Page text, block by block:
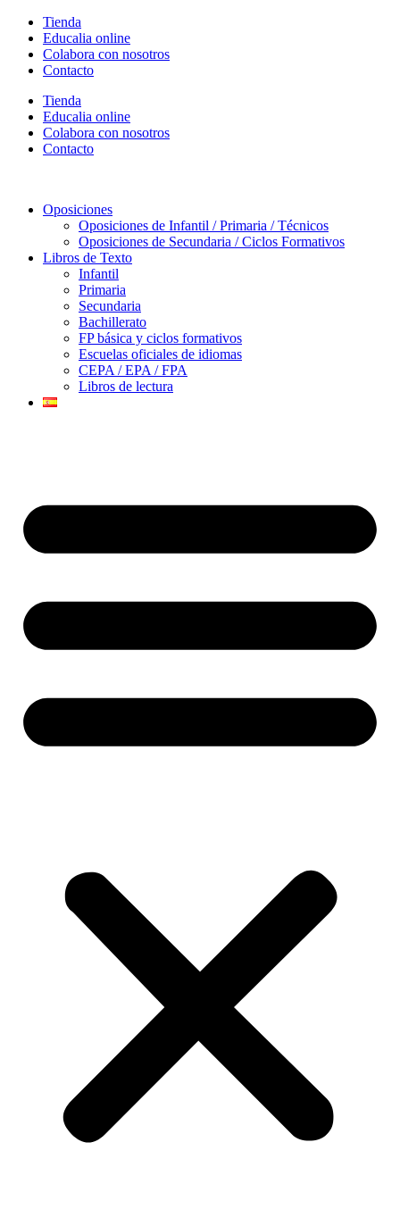
contenido
Tienda
Educalia online
Colabora con nosotros
Contacto
Tienda
Educalia online
Colabora con nosotros
Contacto
Oposiciones
Oposiciones de Infantil / Primaria / Técnicos
Oposiciones de Secundaria / Ciclos Formativos
Libros de Texto
Infantil
Primaria
Secundaria
Bachillerato
FP básica y ciclos formativos
Escuelas oficiales de idiomas
CEPA / EPA / FPA
Libros de lectura